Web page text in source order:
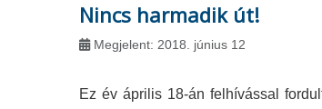
Nincs harmadik út!
Megjelent: 2018. június 12
Ez év április 18-án felhívással